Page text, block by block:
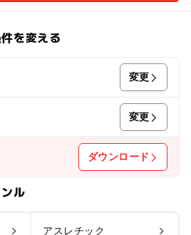
を変える
変更
変更
ダウンロード
ル
アスレチック